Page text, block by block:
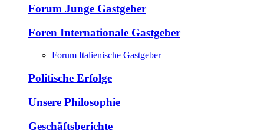
Forum Junge Gastgeber
Foren Internationale Gastgeber
Forum Italienische Gastgeber
Politische Erfolge
Unsere Philosophie
Geschäftsberichte